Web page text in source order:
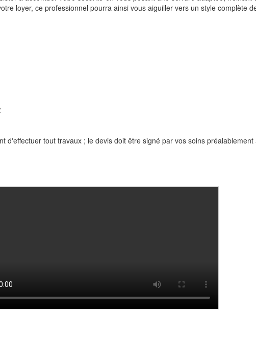
loyer, ce professionnel pourra ainsi vous aiguiller vers un style complète
d'effectuer tout travaux ; le devis doit être signé par vos soins